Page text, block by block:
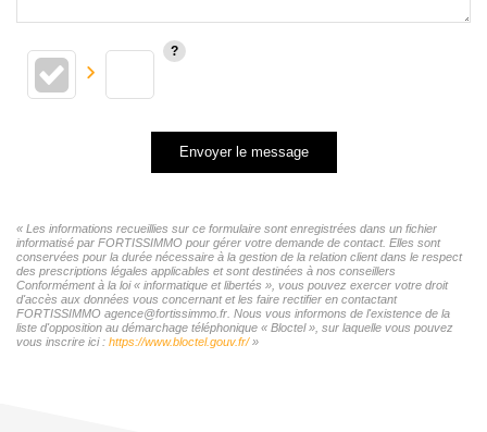
Envoyer le message
« Les informations recueillies sur ce formulaire sont enregistrées dans un fichier
informatisé par FORTISSIMMO pour gérer votre demande de contact. Elles sont
conservées pour la durée nécessaire à la gestion de la relation client dans le respect
des prescriptions légales applicables et sont destinées à nos conseillers
Conformément à la loi « informatique et libertés », vous pouvez exercer votre droit
d'accès aux données vous concernant et les faire rectifier en contactant
FORTISSIMMO agence@fortissimmo.fr. Nous vous informons de l'existence de la
liste d'opposition au démarchage téléphonique « Bloctel », sur laquelle vous pouvez
vous inscrire ici : https://www.bloctel.gouv.fr/»